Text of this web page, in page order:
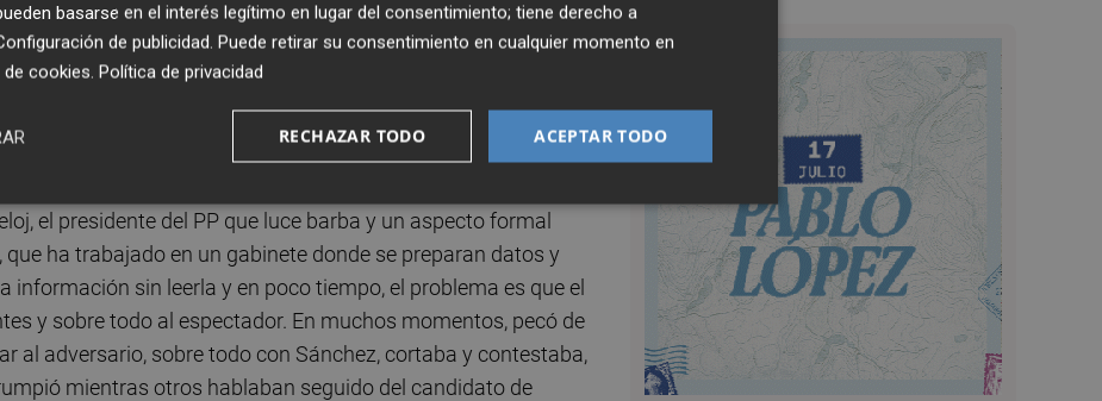
el presidente del PP que luce barba y un aspecto formal
ha trabajado en un gabinete donde se preparan datos y
información sin leerla y en poco tiempo, el problema es que el
y sobre todo al espectador. En muchos momentos, pecó de
al adversario, sobre todo con Sánchez, cortaba y contestaba,
mientras otros hablaban seguido del candidato de
basarse en el interés legítimo en lugar del consentimiento; tiene derecho a
de publicidad. Puede retirar su consentimiento en cualquier momento en
cookies. Política de privacidad
ACEPTAR TODO
RECHAZAR TODO